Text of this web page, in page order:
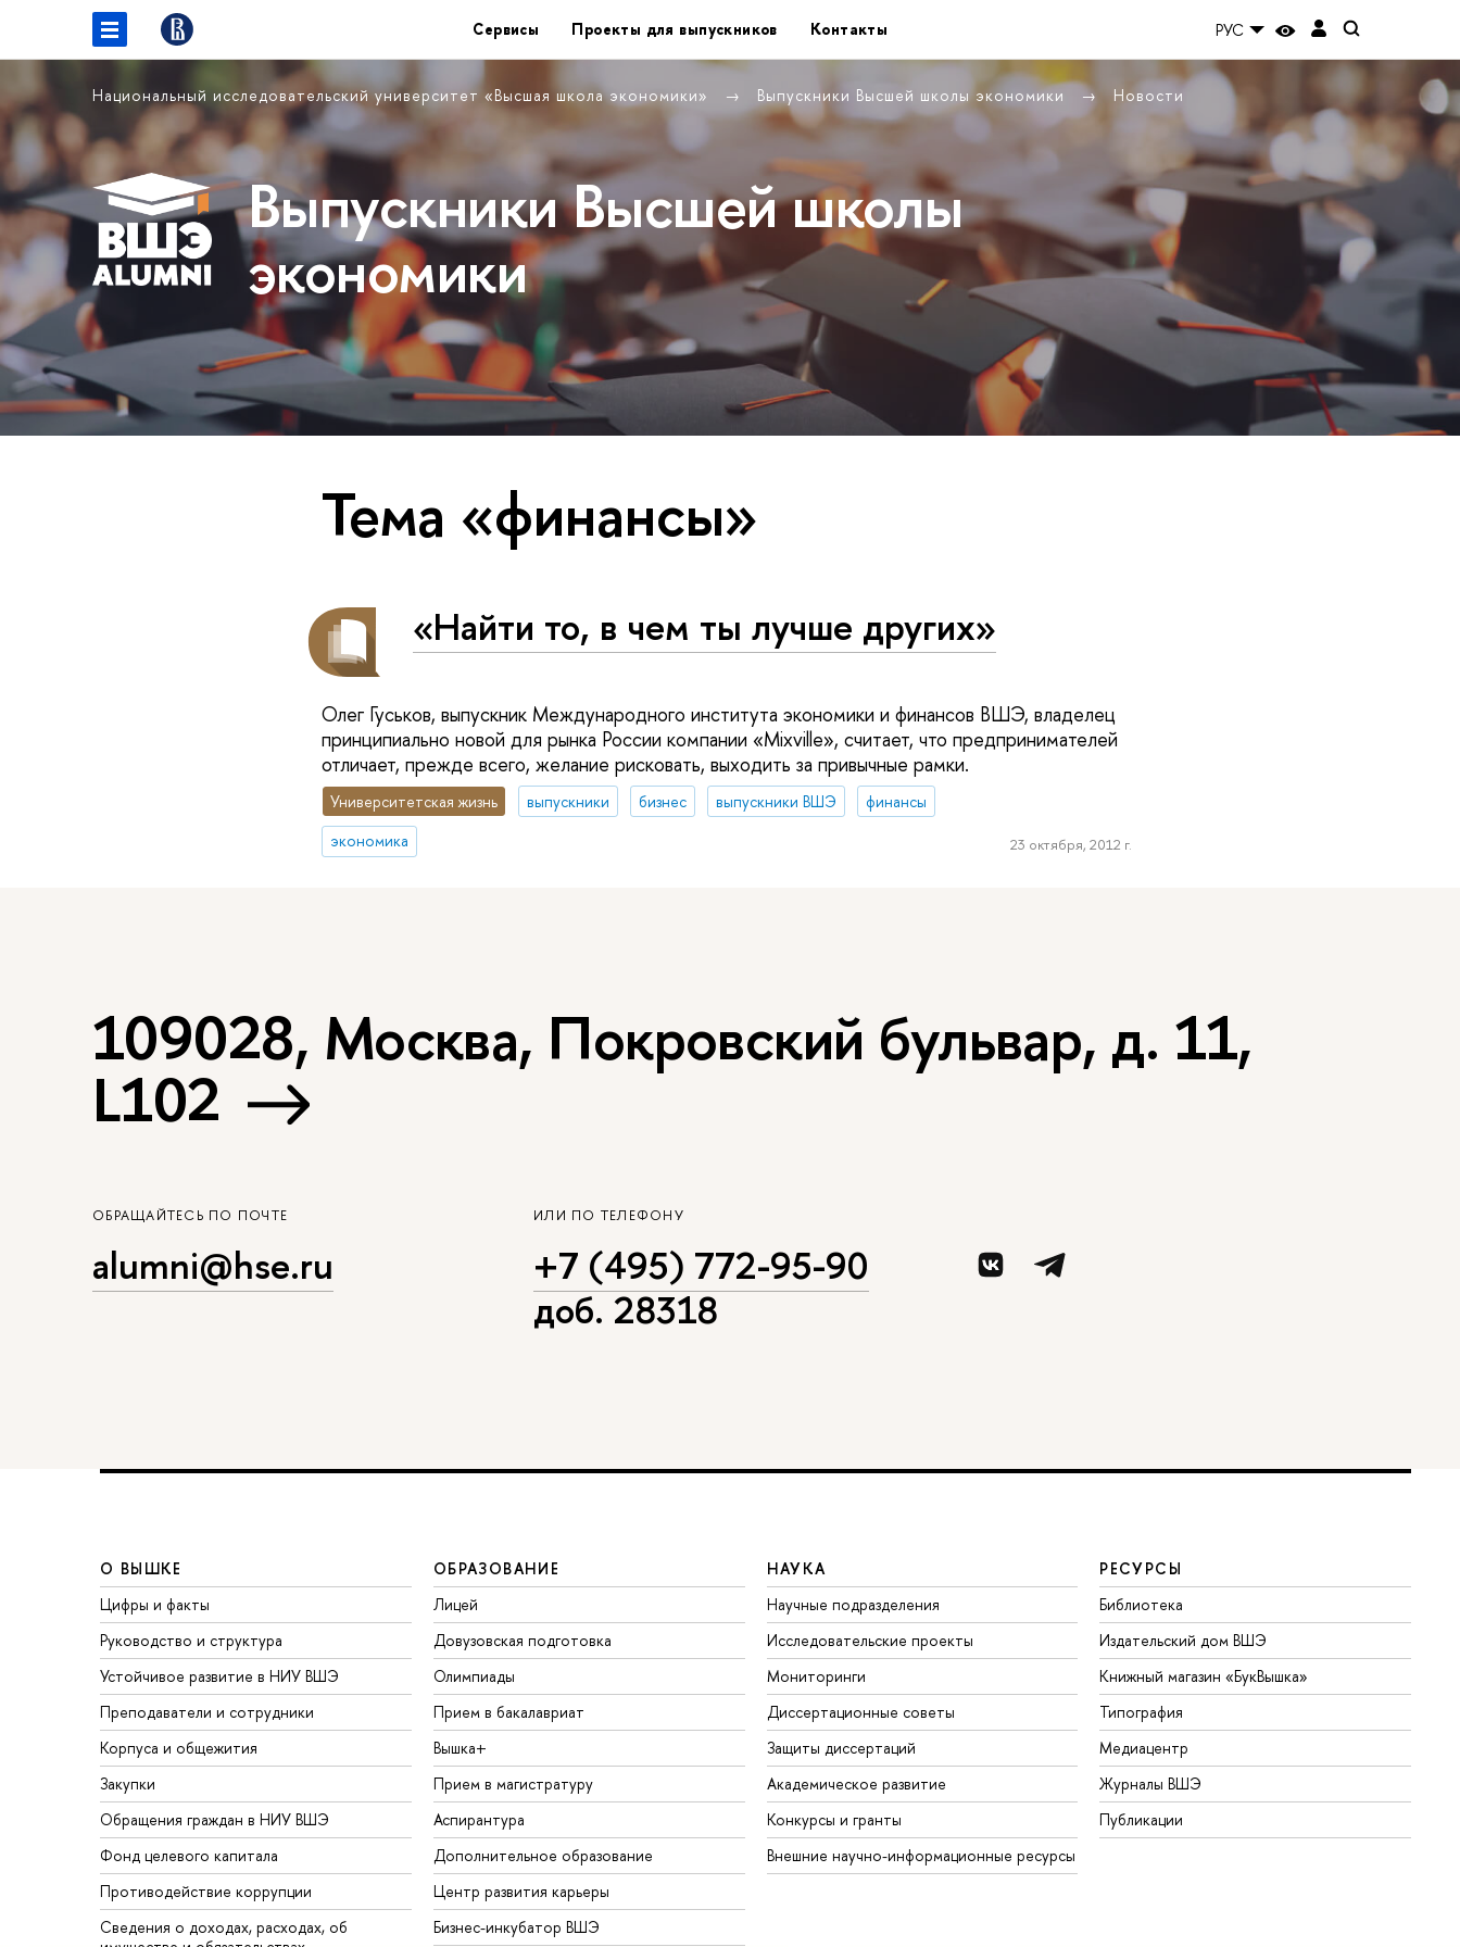
Сервисы Проекты для выпускников Контакты РУС
Национальный исследовательский университет «Высшая школа экономики» Выпускники Высшей школы экономики Новости
Выпускники Высшей школы
экономики
Тема «финансы»
«Найти то, в чем ты лучше других»
Олег Гуськов, выпускник Международного института экономики и финансов ВШЭ, владелец
принципиально новой для рынка России компании «Mixville», считает, что предпринимателей
отличает, прежде всего, желание рисковать, выходить за привычные рамки.
Университетская жизнь выпускники бизнес выпускники ВШЭ
финансы
экономика
23 октября, 2012 г.
109028, Москва, Покровский бульвар, д. 11,
L102
ОБРАЩАЙТЕСЬ ПО ПОЧТЕ
alumni@hse.ru
ИЛИ ПО ТЕЛЕФОНУ
+7 (495) 772-95-90
доб. 28318
О ВЫШКЕ
Цифры и факты
Руководство и структура
Устойчивое развитие в НИУ ВШЭ
Преподаватели и сотрудники
Корпуса и общежития
Закупки
Обращения граждан в НИУ ВШЭ
Фонд целевого капитала
Противодействие коррупции
Сведения о доходах, расходах, об
ОБРАЗОВАНИЕ
Лицей
Довузовская подготовка
Олимпиады
Прием в бакалавриат
Вышка+
Прием в магистратуру
Аспирантура
Дополнительное образование
Центр развития карьеры
Бизнес-инкубатор ВШЭ
НАУКА
Научные подразделения
Исследовательские проекты
Мониторинги
Диссертационные советы
Защиты диссертаций
Академическое развитие
Конкурсы и гранты
Внешние научно-информационные ресурсы
РЕСУРСЫ
Библиотека
Издательский дом ВШЭ
Книжный магазин «БукВышка»
Типография
Медиацентр
Журналы ВШЭ
Публикации